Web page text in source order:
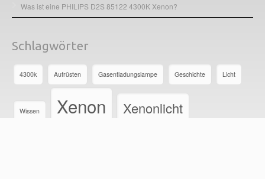
Was ist eine PHILIPS D2S 85122 4300K Xenon?
Schlagwörter
4300k Aufrüsten Gasentladungslampe Geschichte Licht
Wissen Xenon Xenonlicht